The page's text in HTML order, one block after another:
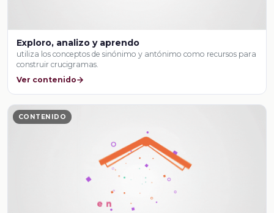
Exploro, analizo y aprendo
utiliza los conceptos de sinónimo y antónimo como recursos para
construir crucigramas.
Ver contenido
CONTENIDO